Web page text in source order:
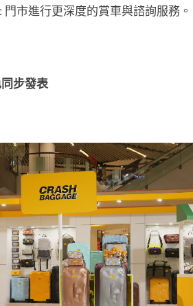
市進行更深度的賞車與諮詢服務。
步發表